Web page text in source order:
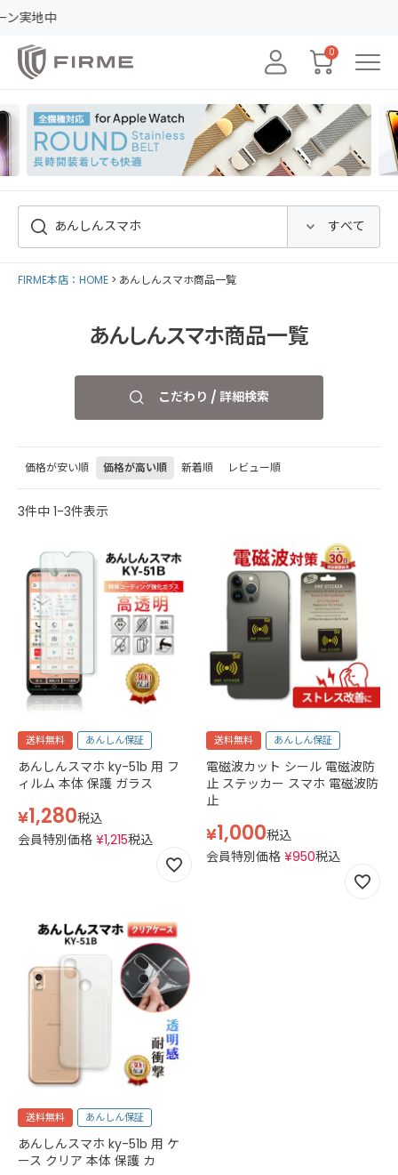
0
FIRME本店：HOME あんしんスマホ商品一覧
あんしんスマホ商品一覧
こだわり / 詳細検索
価格が安い順 価格が高い順 新着順 レビュー順
3件中 1-3件表示
送料無料 あんしん保証
あんしんスマホ ky-51b 用 フ
ィルム 本体 保護 ガラス
¥1,280税込
会員特別価格 ¥1,215税込
送料無料 あんしん保証
電磁波カット シール 電磁波防
止 ステッカー スマホ 電磁波防
止
¥1,000税込
会員特別価格 ¥950税込
送料無料 あんしん保証
あんしんスマホ ky-51b 用 ケ
ース クリア 本体 保護 カ